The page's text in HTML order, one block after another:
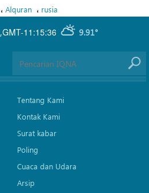
، Alquran ، rusia
GMT-11:15:36 9.91°
,
Tentang Kami
Kontak Kami
Surat kabar
Poling
Cuaca dan Udara
Arsip